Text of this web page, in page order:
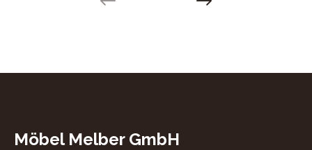
Next slide
Möbel Melber GmbH